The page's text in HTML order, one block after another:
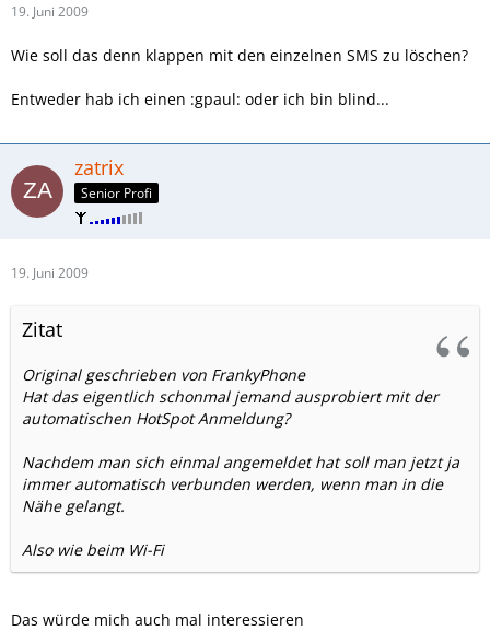
19. Juni 2009
Wie soll das denn klappen mit den einzelnen SMS zu löschen?
Entweder hab ich einen :gpaul: oder ich bin blind...
zatrix
Senior Profi
19. Juni 2009
Zitat
Original geschrieben von FrankyPhone
Hat das eigentlich schonmal jemand ausprobiert mit der
automatischen HotSpot Anmeldung?
Nachdem man sich einmal angemeldet hat soll man jetzt ja
immer automatisch verbunden werden, wenn man in die
Nähe gelangt.
Also wie beim Wi-Fi
Das würde mich auch mal interessieren